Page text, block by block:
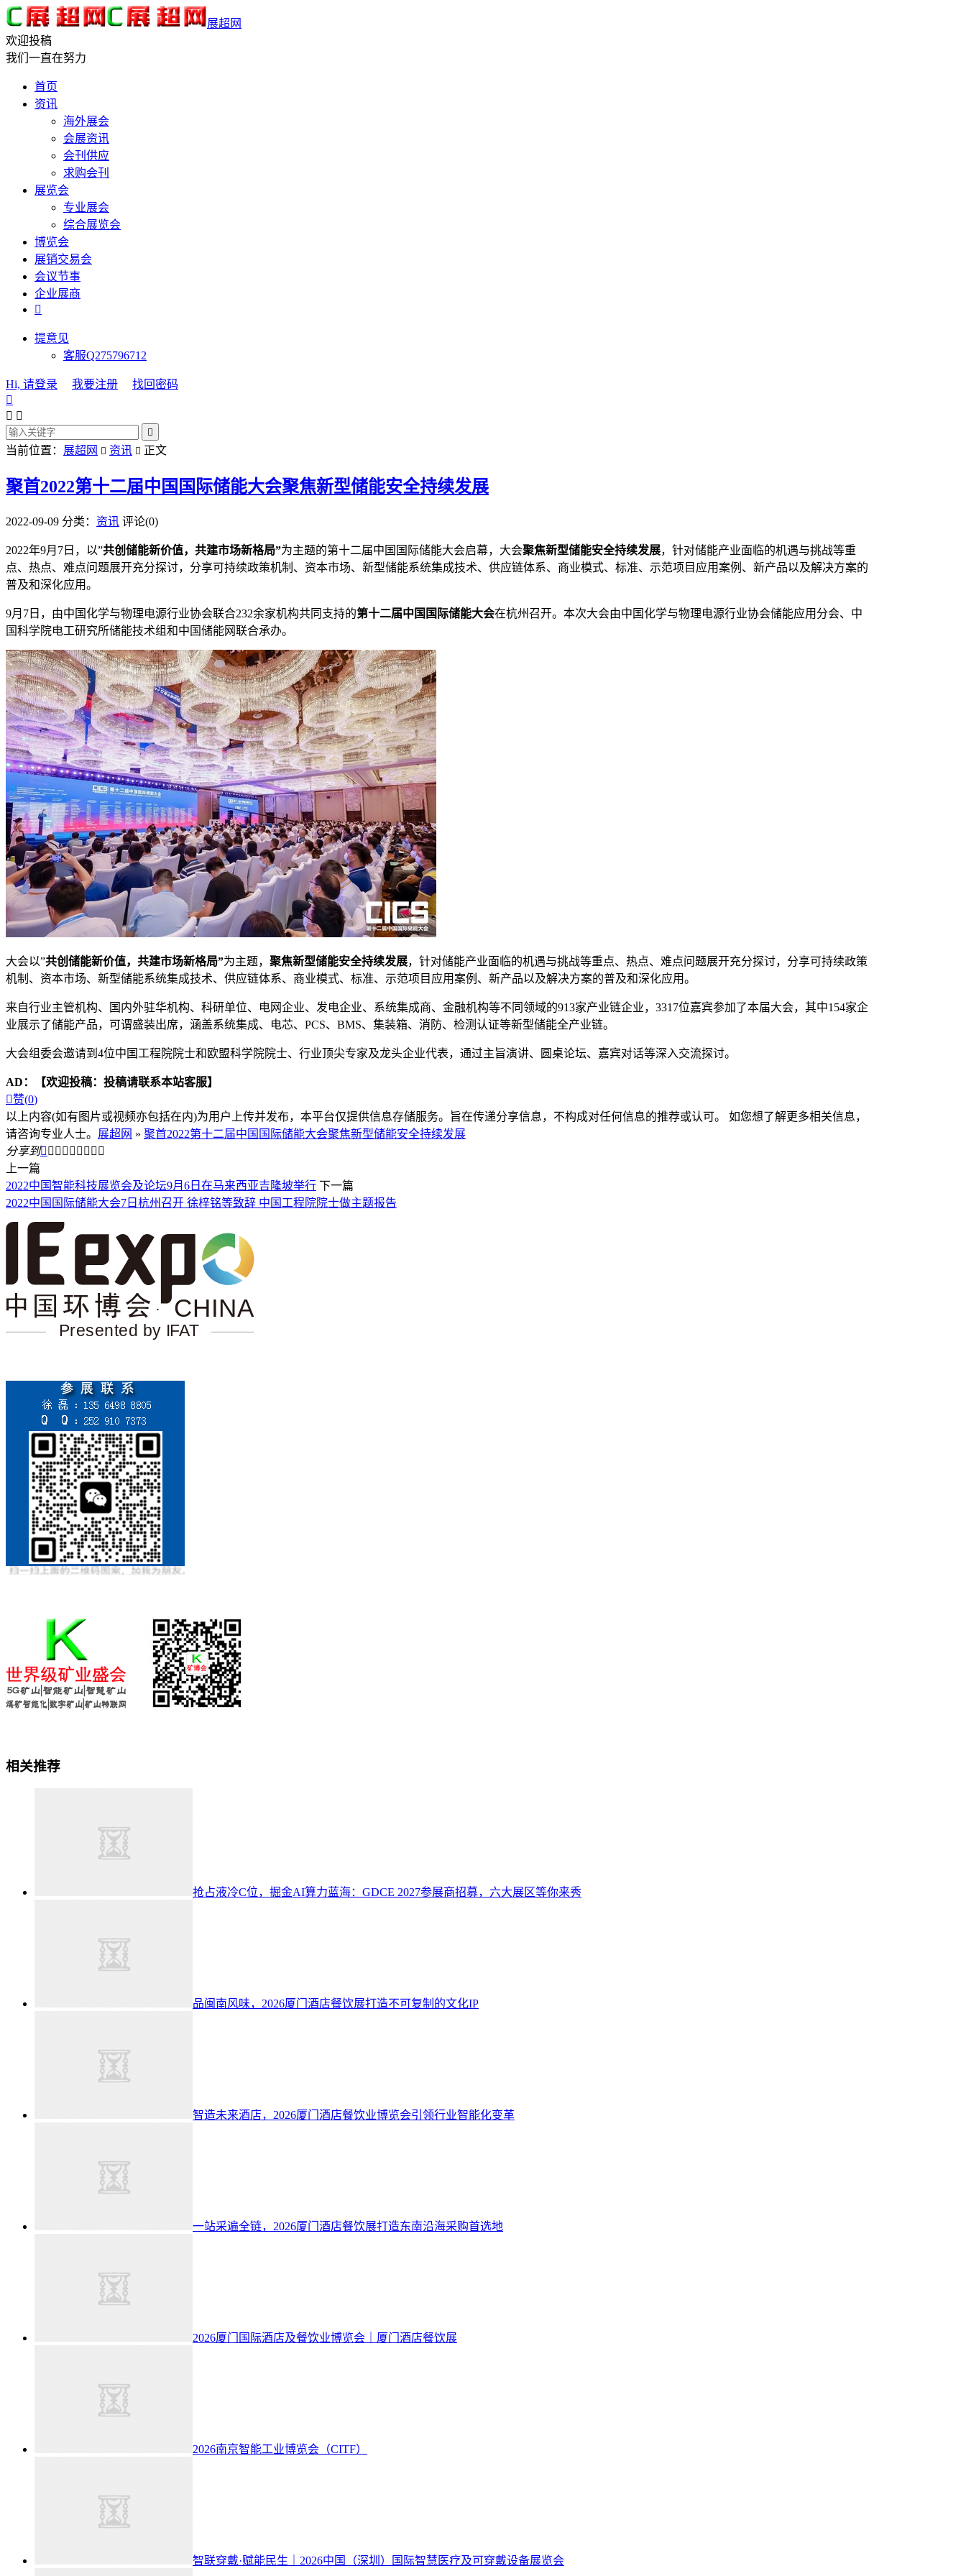
展超网
欢迎投稿
我们一直在努力
首页
资讯
海外展会
会展资讯
会刊供应
求购会刊
展览会
专业展会
综合展览会
博览会
展销交易会
会议节事
企业展商

提意见
客服Q275796712
Hi, 请登录 我要注册
找回密码

 

当前位置： 展超网  资讯  正文
聚首2022第十二届中国国际储能大会聚焦新型储能安全持续发展
2022-09-09 分类： 资讯 评论(0)
2022年9月7日，以”共创储能新价值，共建市场新格局”为主题的第十二届中国国际储能大会启幕，大会聚焦新型储能安全持续发展，针对储能产业面临的机遇与挑战等重
点、热点、难点问题展开充分探讨，分享可持续政策机制、资本市场、新型储能系统集成技术、供应链体系、商业模式、标准、示范项目应用案例、新产品以及解决方案的
普及和深化应用。
9月7日，由中国化学与物理电源行业协会联合232余家机构共同支持的第十二届中国国际储能大会在杭州召开。本次大会由中国化学与物理电源行业协会储能应用分会、中
国科学院电工研究所储能技术组和中国储能网联合承办。
大会以”共创储能新价值，共建市场新格局”为主题， 聚焦新型储能安全持续发展，针对储能产业面临的机遇与挑战等重点、热点、难点问题展开充分探讨，分享可持续政策
机制、资本市场、新型储能系统集成技术、供应链体系、商业模式、标准、示范项目应用案例、新产品以及解决方案的普及和深化应用。
来自行业主管机构、国内外驻华机构、科研单位、电网企业、发电企业、系统集成商、金融机构等不同领域的913家产业链企业，3317位嘉宾参加了本届大会，其中154家企
业展示了储能产品，可谓盛装出席，涵盖系统集成、电芯、PCS、BMS、集装箱、消防、检测认证等新型储能全产业链。
大会组委会邀请到4位中国工程院院士和欧盟科学院院士、行业顶尖专家及龙头企业代表，通过主旨演讲、圆桌论坛、嘉宾对话等深入交流探讨。
AD：
【欢迎投稿：投稿请联系本站客服】
赞(0)
以上内容(如有图片或视频亦包括在内)为用户上传并发布，本平台仅提供信息存储服务。旨在传递分享信息，不构成对任何信息的推荐或认可。 如您想了解更多相关信息，
请咨询专业人士。 展超网 » 聚首2022第十二届中国国际储能大会聚焦新型储能安全持续发展
分享到        
上一篇
2022中国智能科技展览会及论坛9月6日在马来西亚吉隆坡举行 下一篇
2022中国国际储能大会7日杭州召开 徐梓铭等致辞 中国工程院院士做主题报告
相关推荐
抢占液冷C位，掘金AI算力蓝海：GDCE 2027参展商招募，六大展区等你来秀
品闽南风味，2026厦门酒店餐饮展打造不可复制的文化IP
智造未来酒店，2026厦门酒店餐饮业博览会引领行业智能化变革
一站采遍全链，2026厦门酒店餐饮展打造东南沿海采购首选地
2026厦门国际酒店及餐饮业博览会｜厦门酒店餐饮展
2026南京智能工业博览会（CITF）
智联穿戴·赋能民生｜2026中国（深圳）国际智慧医疗及可穿戴设备展览会